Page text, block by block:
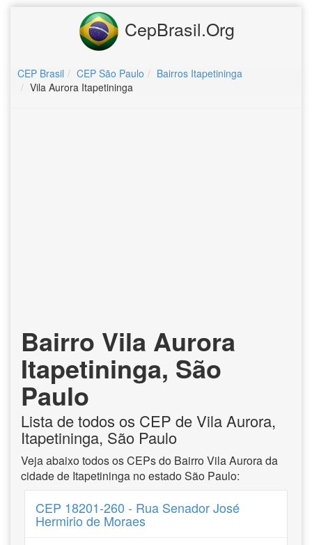
CepBrasil.Org
CEP Brasil CEP São Paulo
Bairros Itapetininga
Vila Aurora Itapetininga
Bairro Vila Aurora
Itapetininga, São
Paulo
Lista de todos os CEP de Vila Aurora,
Itapetininga, São Paulo
Veja abaixo todos os CEPs do Bairro Vila Aurora da
cidade de Itapetininga no estado São Paulo:
CEP 18201-260 - Rua Senador José
Hermirio de Moraes